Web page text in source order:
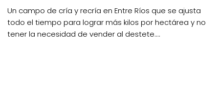
Un campo de cría y recría en Entre Ríos que se ajusta
todo el tiempo para lograr más kilos por hectárea y no
tener la necesidad de vender al destete....